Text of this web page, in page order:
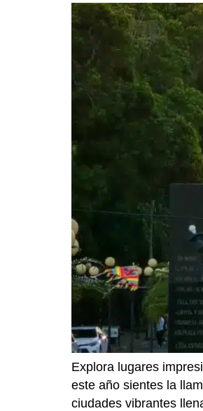
Explora lugares
este año sientes la
ciudades vibrantes